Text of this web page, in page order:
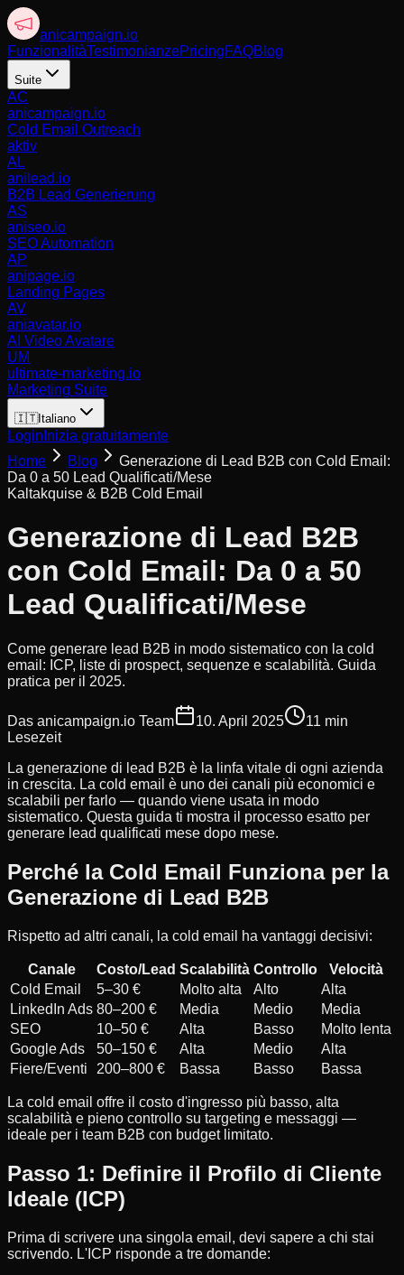
anicampaign.io
FunzionalitàTestimonianzePricingFAQBlog
Suite
AC
anicampaign.io
Cold Email Outreach
aktiv
AL
anilead.io
B2B Lead Generierung
AS
aniseo.io
SEO Automation
AP
anipage.io
Landing Pages
AV
aniavatar.io
AI Video Avatare
UM
ultimate-marketing.io
Marketing Suite
🇮🇹Italiano
Login Inizia gratuitamente
Home
Blog
Generazione di Lead B2B con Cold Email:
Da 0 a 50 Lead Qualificati/Mese
Kaltakquise & B2B Cold Email
Generazione di Lead B2B
con Cold Email: Da 0 a 50
Lead Qualificati/Mese
Come generare lead B2B in modo sistematico con la cold
email: ICP, liste di prospect, sequenze e scalabilità. Guida
pratica per il 2025.
Das anicampaign.io Team 10. April 2025
11 min
Lesezeit
La generazione di lead B2B è la linfa vitale di ogni azienda
in crescita. La cold email è uno dei canali più economici e
scalabili per farlo — quando viene usata in modo
sistematico. Questa guida ti mostra il processo esatto per
generare lead qualificati mese dopo mese.
Perché la Cold Email Funziona per la
Generazione di Lead B2B
Rispetto ad altri canali, la cold email ha vantaggi decisivi:
Canale Costo/Lead Scalabilità Controllo
Velocità
Cold Email
5–30 € Molto alta Alto
Alta
LinkedIn Ads 80–200 € Media Medio
Media
SEO
10–50 € Alta Basso
Molto lenta
Google Ads
50–150 € Alta Medio
Alta
Fiere/Eventi
200–800 € Bassa Basso Bassa
La cold email offre il costo d'ingresso più basso, alta
scalabilità e pieno controllo su targeting e messaggi —
ideale per i team B2B con budget limitato.
Passo 1: Definire il Profilo di Cliente
Ideale (ICP)
Prima di scrivere una singola email, devi sapere a chi stai
scrivendo. L'ICP risponde a tre domande: